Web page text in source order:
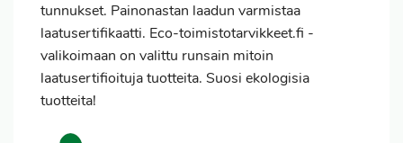
tunnukset. Painonastan laadun varmistaa
laatusertifikaatti. Eco-toimistotarvikkeet.fi -
valikoimaan on valittu runsain mitoin
laatusertifioituja tuotteita. Suosi ekologisia
tuotteita!